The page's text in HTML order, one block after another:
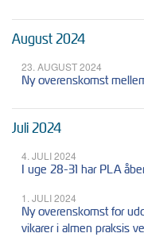
August 2024
23. AUGUST 2024
Ny overenskomst
Juli 2024
4. JULI 2024
I uge 28-31 har PLA
1. JULI 2024
Ny overenskomst for
vikarer i almen praksis